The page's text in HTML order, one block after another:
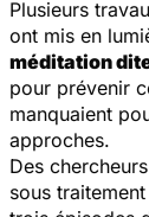
Plusieurs
ont mis en
méditation
pour prévenir
manquaient
approches.
Des
sous